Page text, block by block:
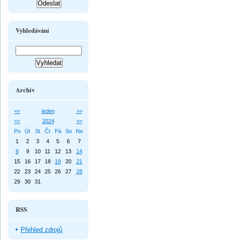
Vyhledávání
Archiv
<< leden
>>
<<
2024
>>
Po
Út St Čt Pá So
Ne
1
2 3 4 5 6
7
8
9 10 11 12 13
14
15
16 17 18 19 20
21
22
23 24 25 26 27
28
29
30 31
RSS
Přehled zdrojů